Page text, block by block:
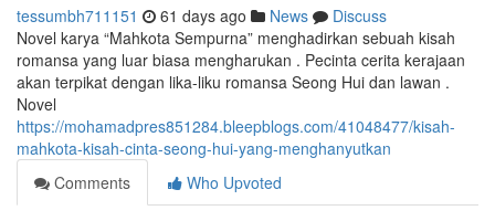
tessumbh711151 61 days ago News
Discuss
Novel karya “Mahkota Sempurna” menghadirkan sebuah kisah
romansa yang luar biasa mengharukan . Pecinta cerita kerajaan
akan terpikat dengan lika-liku romansa Seong Hui dan lawan .
Novel
https://mohamadpres851284.bleepblogs.com/41048477/kisah-
mahkota-kisah-cinta-seong-hui-yang-menghanyutkan
Comments
Who Upvoted